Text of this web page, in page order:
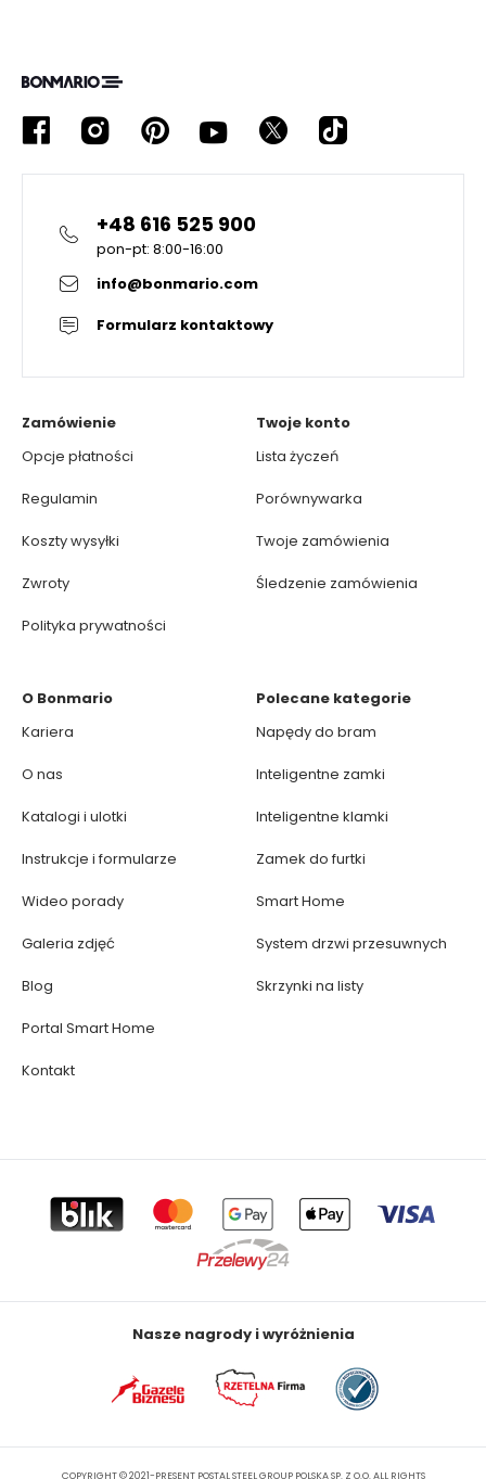
+48 616 525 900
pon-pt: 8:00-16:00
info@bonmario.com
Formularz kontaktowy
Zamówienie
Opcje płatności
Regulamin
Koszty wysyłki
Zwroty
Polityka prywatności
Twoje konto
Lista życzeń
Porównywarka
Twoje zamówienia
Śledzenie zamówienia
O Bonmario
Kariera
O nas
Katalogi i ulotki
Instrukcje i formularze
Wideo porady
Galeria zdjęć
Blog
Portal Smart Home
Kontakt
Polecane kategorie
Napędy do bram
Inteligentne zamki
Inteligentne klamki
Zamek do furtki
Smart Home
System drzwi przesuwnych
Skrzynki na listy
Nasze nagrody i wyróżnienia
COPYRIGHT © 2021-PRESENT POSTAL STEEL GROUP POLSKA SP. Z O.O. ALL RIGHTS